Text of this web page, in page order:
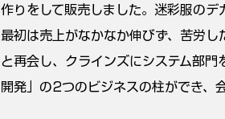
作りをして販売しました。迷彩服のデ
最初は売上がなかなか伸びず、苦労
と再会し、クラインズにシステム部
開発」の2つのビジネスの柱ができ、